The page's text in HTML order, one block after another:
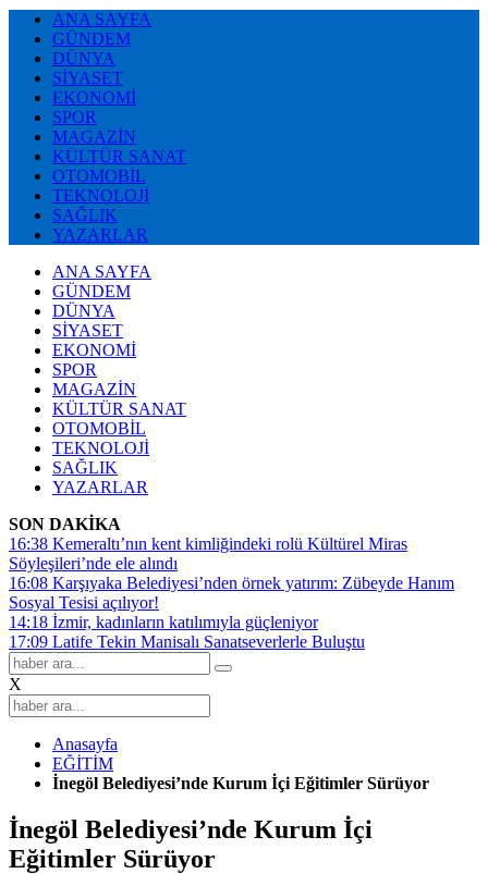
ANA SAYFA
GÜNDEM
DÜNYA
SİYASET
EKONOMİ
SPOR
MAGAZİN
KÜLTÜR SANAT
OTOMOBİL
TEKNOLOJİ
SAĞLIK
YAZARLAR
ANA SAYFA
GÜNDEM
DÜNYA
SİYASET
EKONOMİ
SPOR
MAGAZİN
KÜLTÜR SANAT
OTOMOBİL
TEKNOLOJİ
SAĞLIK
YAZARLAR
SON DAKİKA
16:38 Kemeraltı’nın kent kimliğindeki rolü Kültürel Miras
Söyleşileri’nde ele alındı
16:08 Karşıyaka Belediyesi’nden örnek yatırım: Zübeyde Hanım
Sosyal Tesisi açılıyor!
14:18 İzmir, kadınların katılımıyla güçleniyor
17:09 Latife Tekin Manisalı Sanatseverlerle Buluştu
X
Anasayfa
EĞİTİM
İnegöl Belediyesi’nde Kurum İçi Eğitimler Sürüyor
İnegöl Belediyesi’nde Kurum İçi
Eğitimler Sürüyor